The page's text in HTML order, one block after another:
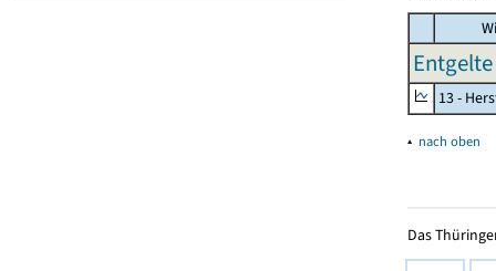
13 -
▴ nach oben
Das